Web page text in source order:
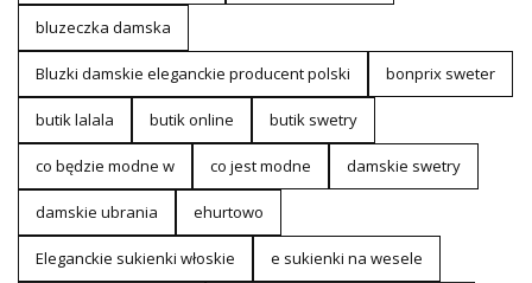
bluzeczka damska
Bluzki damskie eleganckie producent polski bonprix sweter
butik lalala butik online butik swetry
co będzie modne w co jest modne damskie swetry
damskie ubrania ehurtowo
Eleganckie sukienki włoskie e sukienki na wesele